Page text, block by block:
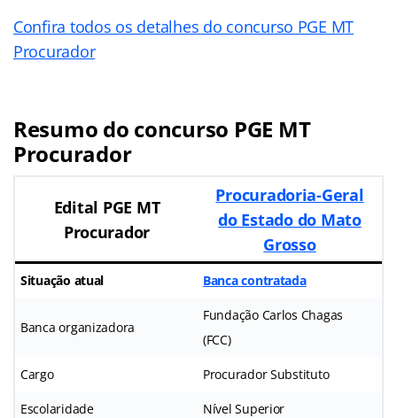
Confira todos os detalhes do concurso PGE MT
Procurador
Resumo do concurso PGE MT
Procurador
Edital PGE MT
Procurador
Procuradoria-Geral
do Estado do Mato
Grosso
Situação atual Banca contratada
Banca organizadora
Fundação Carlos Chagas
(FCC)
Cargo Procurador Substituto
Escolaridade Nível Superior